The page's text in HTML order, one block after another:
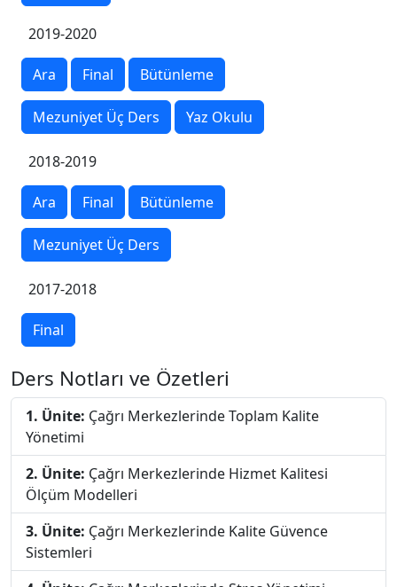
2019-2020
Ara Final Bütünleme
Mezuniyet Üç Ders Yaz Okulu
2018-2019
Ara Final Bütünleme
Mezuniyet Üç Ders
2017-2018
Final
Ders Notları ve Özetleri
1. Ünite: Çağrı Merkezlerinde Toplam Kalite
Yönetimi
2. Ünite: Çağrı Merkezlerinde Hizmet Kalitesi
Ölçüm Modelleri
3. Ünite: Çağrı Merkezlerinde Kalite Güvence
Sistemleri